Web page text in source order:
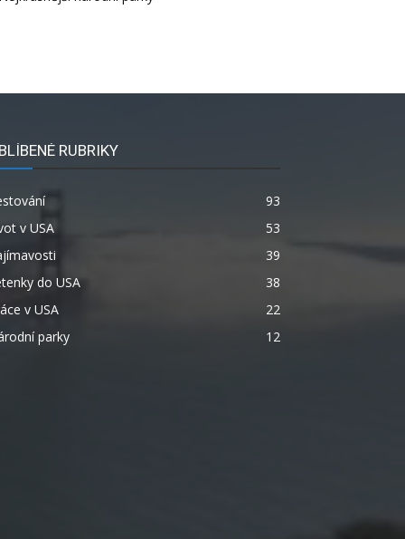
RUBRIKY
93
v USA
53
39
do USA
38
v USA
22
parky
12